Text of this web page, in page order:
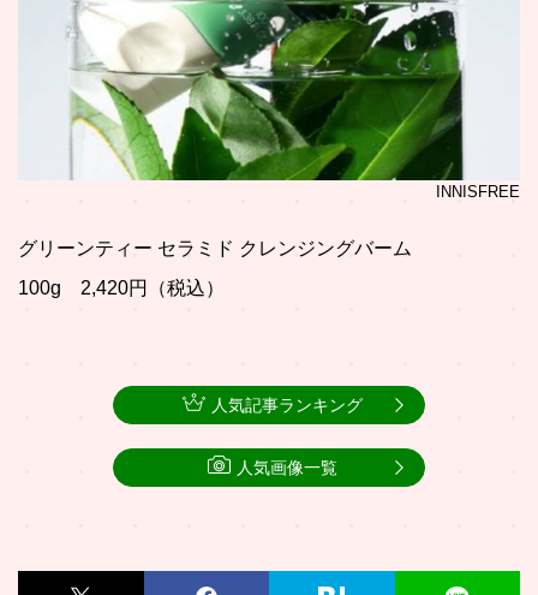
INNISFREE
グリーンティー セラミド クレンジングバーム
100g 2,420円（税込）
人気記事ランキング
人気画像一覧